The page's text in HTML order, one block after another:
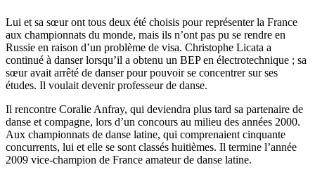
Lui et sa sœur ont tous deux été choisis pour représenter la France
aux championnats du monde, mais ils n’ont pas pu se rendre en
Russie en raison d’un problème de visa. Christophe Licata a
continué à danser lorsqu’il a obtenu un BEP en électrotechnique ; sa
sœur avait arrêté de danser pour pouvoir se concentrer sur ses
études. Il voulait devenir professeur de danse.
Il rencontre Coralie Anfray, qui deviendra plus tard sa partenaire de
danse et compagne, lors d’un concours au milieu des années 2000.
Aux championnats de danse latine, qui comprenaient cinquante
concurrents, lui et elle se sont classés huitièmes. Il termine l’année
2009 vice-champion de France amateur de danse latine.